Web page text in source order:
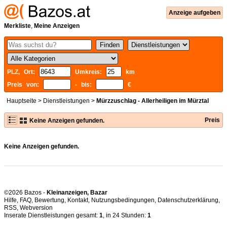
Anzeige aufgeben
Merkliste, Meine Anzeigen
PLZ, Ort: Umkreis:
km
Preis von:
- bis: €
Hauptseite > Dienstleistungen > Mürzzuschlag - Allerheiligen im Mürztal
Keine Anzeigen gefunden. Preis
Keine Anzeigen gefunden.
©2026 Bazos - Kleinanzeigen, Bazar
Hilfe, FAQ, Bewertung, Kontakt, Nutzungsbedingungen, Datenschutzerklärung,
RSS,
Inserate Dienstleistungen gesamt: 1, in 24 Stunden: 1